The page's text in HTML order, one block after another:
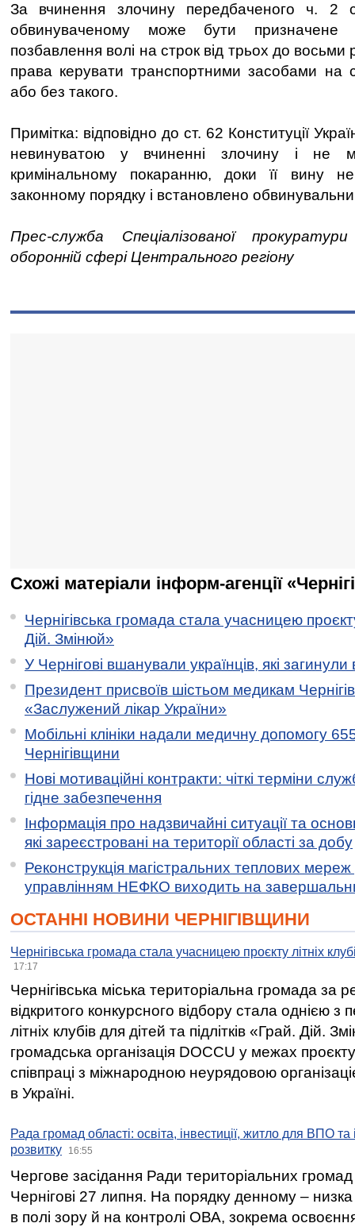
За вчинення злочину передбаченого ч. 2
обвинуваченому може бути призначене
позбавлення волі на строк від трьох до восьми
права керувати транспортними засобами на
або без такого.
Примітка: відповідно до ст. 62 Конституції
невинуватою у вчиненні злочину і не
кримінальному покаранню, доки її вину
законному порядку і встановлено
Прес-служба Спеціалізованої
оборонній сфері Центрального регіону
Схожі матеріали інформ-агенції
Чернігівська громада стала учасницею
Дій. Змінюй»
У Чернігові вшанували українців, які загинули
Президент присвоїв шістьом медикам
«Заслужений лікар України»
Мобільні клініки надали медичну допомогу
Чернігівщини
Нові мотиваційні контракти: чіткі терміни
гідне забезпечення
Інформація про надзвичайні ситуації та
які зареєстровані на території області за добу
Реконструкція магістральних теплових мереж
управлінням НЕФКО виходить на
ОСТАННІ НОВИНИ ЧЕРНІГІВЩИНИ
Чернігівська громада стала учасницею проєкту літніх
17:17
Чернігівська міська територіальна громада за
відкритого конкурсного відбору стала однією
літніх клубів для дітей та підлітків «Грай. Дій.
громадська організація DOCCU у межах
співпраці з міжнародною неурядовою
в Україні.
Рада громад області: освіта, інвестиції, житло для ВПО
розвитку
16:55
Чергове засідання Ради територіальних громад
Чернігові 27 липня. На порядку денному –
в полі зору й на контролі ОВА, зокрема освоєння